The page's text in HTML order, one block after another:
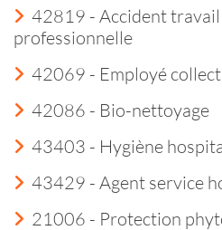
42819 - Accident
professionnelle
42069 - Employé
42086 - Bio-nettoyage
43403 - Hygiène
43429 - Agent service
21006 - Protection